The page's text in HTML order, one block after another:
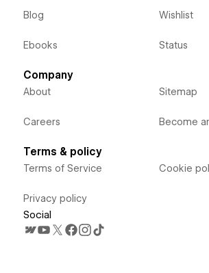
Blog
Ebooks
Wishlist
Status
Company
About
Careers
Sitemap
Become
Terms & policy
Terms of Service
Privacy policy
Cookie
Social